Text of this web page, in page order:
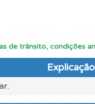
mais falhadas na
de trânsito, condições
Explicação